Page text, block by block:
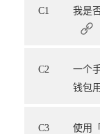
C1 我是
C2
一个
钱包
C3 使用